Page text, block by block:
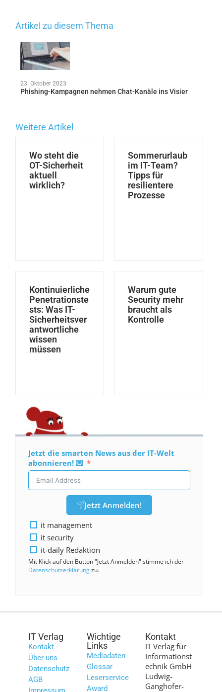
Artikel zu diesem Thema
23. Oktober 2023
Phishing-Kampagnen nehmen Chat-Kanäle ins Visier
Weitere Artikel
Wo steht die
OT-Sicherheit
aktuell
wirklich?
Sommerurlaub
im IT-Team?
Tipps für
resilientere
Prozesse
Kontinuierliche
Penetrationste
sts: Was IT-
Sicherheitsver
antwortliche
wissen
müssen
Warum gute
Security mehr
braucht als
Kontrolle
Jetzt die smarten News aus der IT-Welt
abonnieren! 💌
Jetzt Anmelden!
it management
it security
it-daily Redaktion
Mit Klick auf den Button "Jetzt Anmelden" stimme ich der
Datenschutzerklärungzu.
IT Verlag
Kontakt
Über uns
Datenschutz
AGB
Wichtige
Links
Mediadaten
Glossar
Leserservice
Award
Kontakt
IT Verlag für
Informationst
echnik GmbH
Ludwig-
Ganghofer-